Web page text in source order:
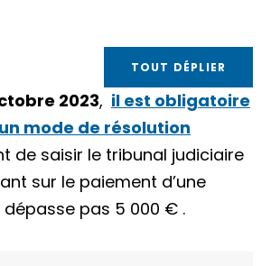
TOUT DÉPLIER
2023, il est obligatoire
mode de résolution
de saisir le tribunal judiciaire
sur le paiement d’une
pas 5 000 € .